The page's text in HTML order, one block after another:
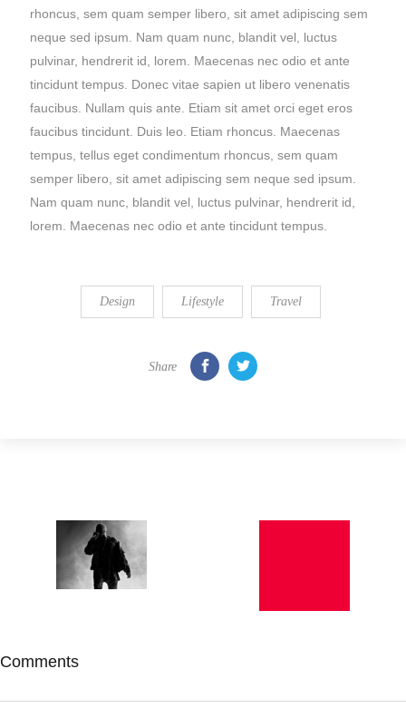
rhoncus, sem quam semper libero, sit amet adipiscing sem
neque sed ipsum. Nam quam nunc, blandit vel, luctus
pulvinar, hendrerit id, lorem. Maecenas nec odio et ante
tincidunt tempus. Donec vitae sapien ut libero venenatis
faucibus. Nullam quis ante. Etiam sit amet orci eget eros
faucibus tincidunt. Duis leo. Etiam rhoncus. Maecenas
tempus, tellus eget condimentum rhoncus, sem quam
semper libero, sit amet adipiscing sem neque sed ipsum.
Nam quam nunc, blandit vel, luctus pulvinar, hendrerit id,
lorem. Maecenas nec odio et ante tincidunt tempus.
Design Lifestyle Travel
Share
Comments